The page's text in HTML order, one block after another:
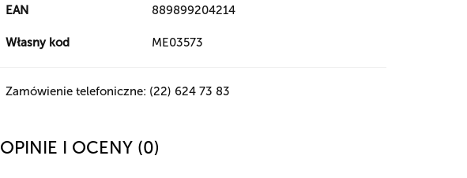
EAN 889899204214
Własny kod ME03573
Zamówienie telefoniczne: (22) 624 73 83
OPINIE I OCENY (0)